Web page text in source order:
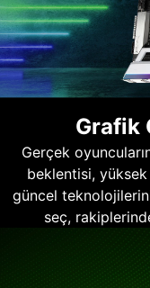
Grafik
Gerçek
beklentisi, yüksek
güncel
seç,